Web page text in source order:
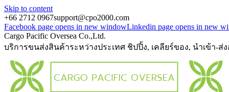
Skip to content
+66 2712 0967support@cpo2000.com
Facebook page opens in new windowLinkedin page opens in new
Cargo Pacific Oversea Co.,Ltd.
บริการขนส่งสินค้าระหว่างประเทศ ชิปปิ้ง, เคลียร์ของ, นำเข้า-ส่